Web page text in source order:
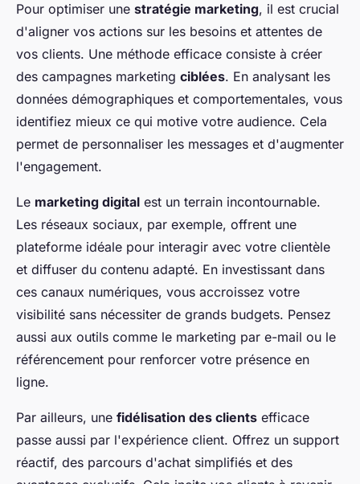
Pour optimiser une stratégie marketing, il est crucial
d'aligner vos actions sur les besoins et attentes de
vos clients. Une méthode efficace consiste à créer
des campagnes marketing ciblées. En analysant les
données démographiques et comportementales, vous
identifiez mieux ce qui motive votre audience. Cela
permet de personnaliser les messages et d'augmenter
l'engagement.
Le marketing digital est un terrain incontournable.
Les réseaux sociaux, par exemple, offrent une
plateforme idéale pour interagir avec votre clientèle
et diffuser du contenu adapté. En investissant dans
ces canaux numériques, vous accroissez votre
visibilité sans nécessiter de grands budgets. Pensez
aussi aux outils comme le marketing par e-mail ou le
référencement pour renforcer votre présence en
ligne.
Par ailleurs, une fidélisation des clients efficace
passe aussi par l'expérience client. Offrez un support
réactif, des parcours d'achat simplifiés et des